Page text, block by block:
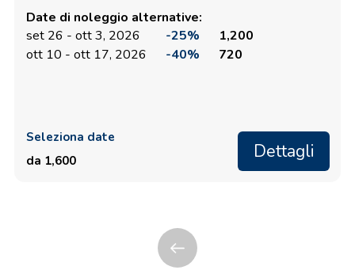
Date di noleggio alternative:
set 26 - ott 3, 2026
-25%
1,200
ott 10 - ott 17, 2026
-40% 720
Seleziona date
da 1,600
Dettagli